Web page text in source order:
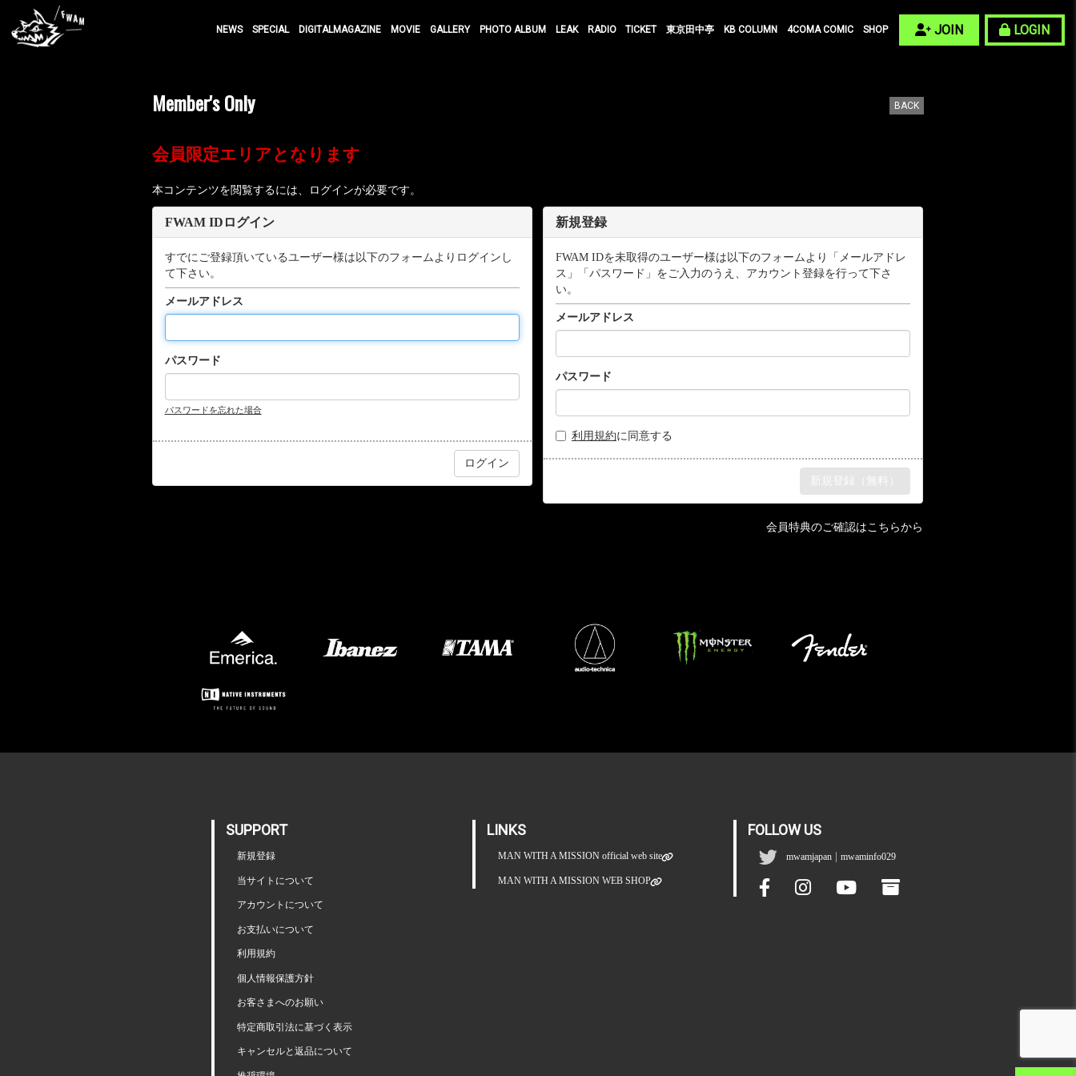
NEWS SPECIAL DIGITALMAGAZINE MOVIE GALLERY PHOTO ALBUM LEAK RADIO TICKET 東京田中亭 KB COLUMN 4COMA COMIC SHOP JOIN LOGIN
Member's Only BACK
会員限定エリアとなります
本コンテンツを閲覧するには、ログインが必要です。
FWAM IDログイン
すでにご登録頂いているユーザー様は以下のフォームよりログインし
て下さい。
メールアドレス
パスワード
パスワードを忘れた場合
新規登録
FWAM IDを未取得のユーザー様は以下のフォームより「メールアドレ
ス」「パスワード」をご入力のうえ、アカウント登録を行って下さ
い。
メールアドレス
パスワード
利用規約に同意する
会員特典のご確認はこちらから
SUPPORT
新規登録
当サイトについて
アカウントについて
お支払いについて
利用規約
個人情報保護方針
お客さまへのお願い
特定商取引法に基づく表示
キャンセルと返品について
LINKS
MAN WITH A MISSION official web site
MAN WITH A MISSION WEB SHOP
FOLLOW US
mwamjapan |mwaminfo029